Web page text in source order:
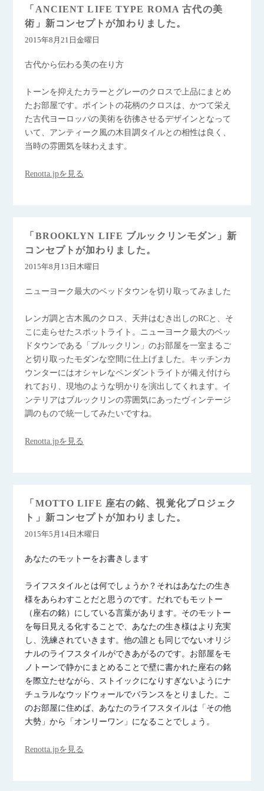
「ANCIENT LIFE TYPE ROMA 古代の美
術」新コンセプトが加わりました。
2015年8月21日金曜日
古代から伝わる美の在り方
トーンを抑えたカラーとグレーのクロスで上品にまとめ
たお部屋です。ポイントの花柄のクロスは、かつて栄え
た古代ヨーロッパの美術を彷彿させるデザインとなって
いて、アンティーク風の木目調タイルとの相性は良く、
当時の雰囲気を味わえます。
Renotta.jpを見る
「BROOKLYN LIFE ブルックリンモダン」新
コンセプトが加わりました。
2015年8月13日木曜日
ニューヨーク最大のベッドタウンを切り取ってみました
レンガ調と古木風のクロス、天井はむき出しのRCと、そ
こに走らせたスポットライト。ニューヨーク最大のベッ
ドタウンである「ブルックリン」のお部屋を一室まるご
と切り取ったモダンな空間に仕上げました。キッチンカ
ウンターにはオシャレなペンダントライトが備え付けら
れており、現地のような明かりを演出してくれます。イ
ンテリアはブルックリンの雰囲気にあったヴィンテージ
調のもので統一してみたいですね。
Renotta.jpを見る
「MOTTO LIFE 座右の銘、視覚化プロジェク
ト」新コンセプトが加わりました。
2015年5月14日木曜日
あなたのモットーをお書きします
ライフスタイルとは何でしょうか？それはあなたの生き
様をあらわすことだと思うのです。だれでもモットー
（座右の銘）にしている言葉があります。そのモットー
を毎日見える化することで、あなたの生き様はより充実
し、洗練されていきます。他の誰とも同じでないオリジ
ナルのライフスタイルができあがるのです。お部屋をモ
ノトーンで静かにまとめることで壁に書かれた座右の銘
を際立たせながら、ストイックになりすぎないようにナ
チュラルなウッドウォールでバランスをとりました。こ
のお部屋に住めば、あなたのライフスタイルは「その他
大勢」から「オンリーワン」になることでしょう。
Renotta.jpを見る